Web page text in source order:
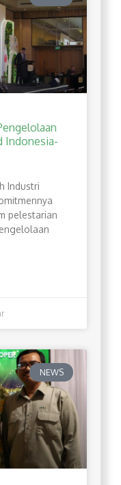
Indonesia-
Industri
pelestarian
NEWS